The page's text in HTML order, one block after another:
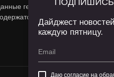
геолокации Пользователей
в
Политике
Дайджест
каждую пятницу.
Даю согласие на